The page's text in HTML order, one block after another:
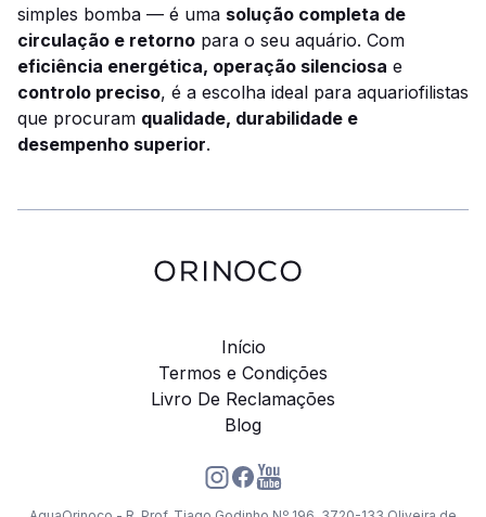
simples bomba — é uma solução completa de
circulação e retorno para o seu aquário. Com
eficiência energética, operação silenciosa e
controlo preciso, é a escolha ideal para aquariofilistas
que procuram qualidade, durabilidade e
desempenho superior.
Início
Termos e Condições
Livro De Reclamações
Blog